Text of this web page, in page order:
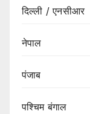
दिल्ली / एनसीआर
नेपाल
पंजाब
पश्चिम बंगाल